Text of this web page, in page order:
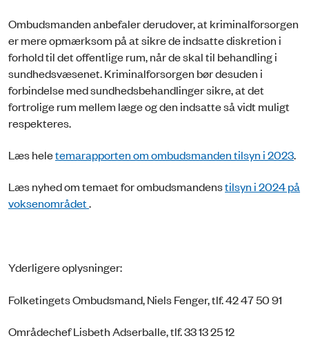
Ombudsmanden anbefaler derudover, at kriminalforsorgen
er mere opmærksom på at sikre de indsatte diskretion i
forhold til det offentlige rum, når de skal til behandling i
sundhedsvæsenet. Kriminalforsorgen bør desuden i
forbindelse med sundhedsbehandlinger sikre, at det
fortrolige rum mellem læge og den indsatte så vidt muligt
respekteres.
Læs heletemarapporten om ombudsmanden tilsyn i 2023.
Læs nyhed om temaet for ombudsmandenstilsyn i 2024 på
voksenområdet.
Yderligere oplysninger:
Folketingets Ombudsmand, Niels Fenger, tlf. 42 47 50 91
Områdechef Lisbeth Adserballe, tlf. 33 13 25 12